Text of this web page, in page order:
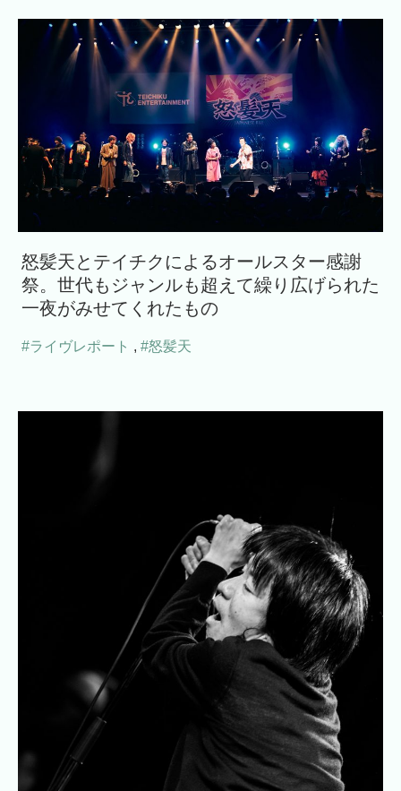
怒髪天とテイチクによるオールスター感謝
祭。世代もジャンルも超えて繰り広げられた
一夜がみせてくれたもの
#ライヴレポート , #怒髪天